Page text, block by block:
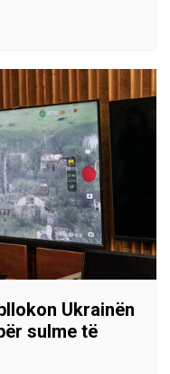
Ukrainën
sulme të